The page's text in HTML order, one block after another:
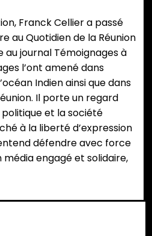
Franck Cellier a passé
au Quotidien de la Réunion
journal Témoignages à
l’ont amené dans
Indien ainsi que dans
Il porte un regard
et la société
à la liberté d’expression
défendre avec force
média engagé et solidaire,